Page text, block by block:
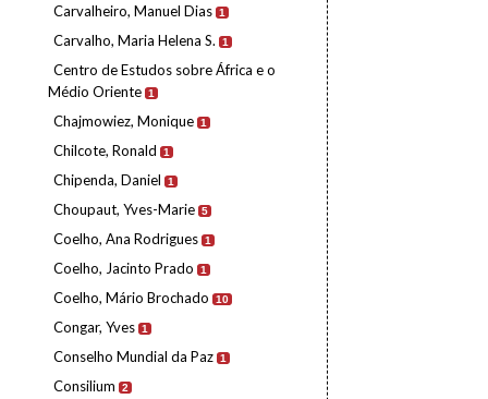
Carvalheiro, Manuel Dias 1
Carvalho, Maria Helena S. 1
Centro de Estudos sobre África e o
Médio Oriente 1
Chajmowiez, Monique 1
Chilcote, Ronald 1
Chipenda, Daniel 1
Choupaut, Yves-Marie 5
Coelho, Ana Rodrigues 1
Coelho, Jacinto Prado 1
Coelho, Mário Brochado 10
Congar, Yves 1
Conselho Mundial da Paz 1
Consilium 2